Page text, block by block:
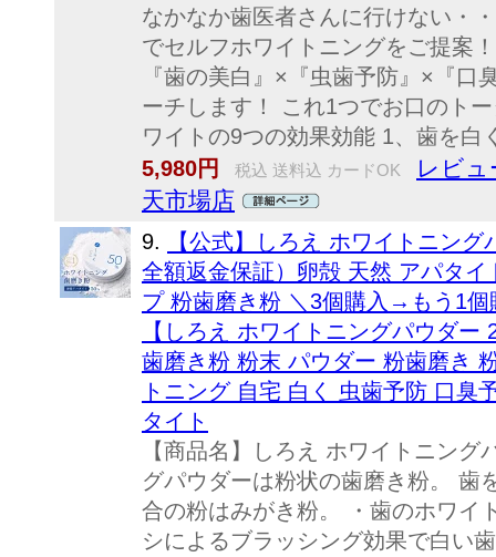
なかなか歯医者さんに行けない・
でセルフホワイトニングをご提案
『歯の美白』×『虫歯予防』×『口
ーチします！ これ1つでお口のト
ワイトの9つの効果効能 1、歯を白
5,980円
税込 送料込 カードOK
レビュ
天市場店
9.
【公式】しろえ ホワイトニン
全額返金保証）卵殻 天然 アパタ
プ 粉歯磨き粉 ＼3個購入→もう1
【しろえ ホワイトニングパウダ
歯磨き粉 粉末 パウダー 粉歯磨き
トニング 自宅 白く 虫歯予防 口臭
タイト
【商品名】しろえ ホワイトニン
グパウダーは粉状の歯磨き粉。 歯
合の粉はみがき粉。 ・歯のホワイ
シによるブラッシング効果で白い